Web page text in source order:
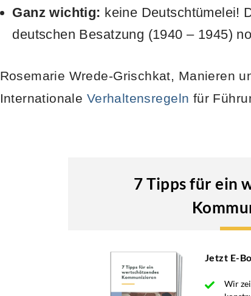
Ganz wichtig: keine Deutschtümelei!
deutschen Besatzung (1940 – 1945)
Rosemarie Wrede-Grischkat, Manieren
Internationale Verhaltensregeln für